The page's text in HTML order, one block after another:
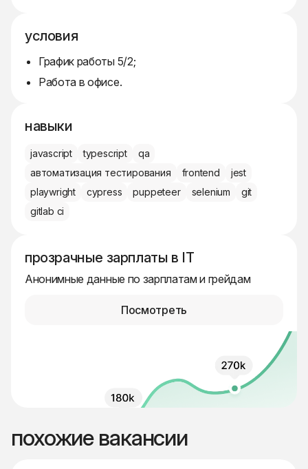
условия
График работы 5/2;
Работа в офисе.
навыки
javascript typescript
qa
автоматизация тестирования
frontend
jest
playwright
cypress puppeteer selenium
git
gitlab ci
прозрачные зарплаты в IT
Анонимные данные по зарплатам и грейдам
Посмотреть
похожие вакансии